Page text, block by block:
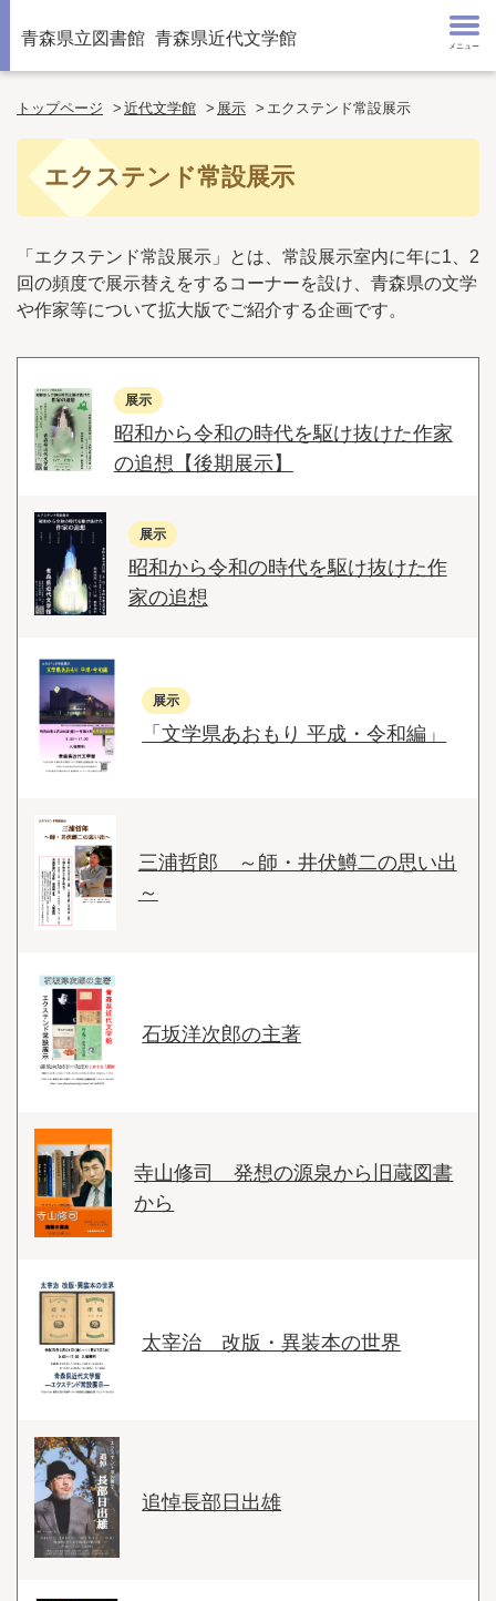
青森県立図書館 青森県近代文学館 メニュー
トップページ 近代文学館 展示 エクステンド常設展示
エクステンド常設展示
「エクステンド常設展示」とは、常設展示室内に年に1、2
回の頻度で展示替えをするコーナーを設け、青森県の文学
や作家等について拡大版でご紹介する企画です。
展示
昭和から令和の時代を駆け抜けた作家
の追想【後期展示】
展示
昭和から令和の時代を駆け抜けた作
家の追想
展示
「文学県あおもり 平成・令和編」
三浦哲郎 ～師・井伏鱒二の思い出
～
石坂洋次郎の主著
寺山修司 発想の源泉から旧蔵図書
から
太宰治 改版・異装本の世界
追悼長部日出雄